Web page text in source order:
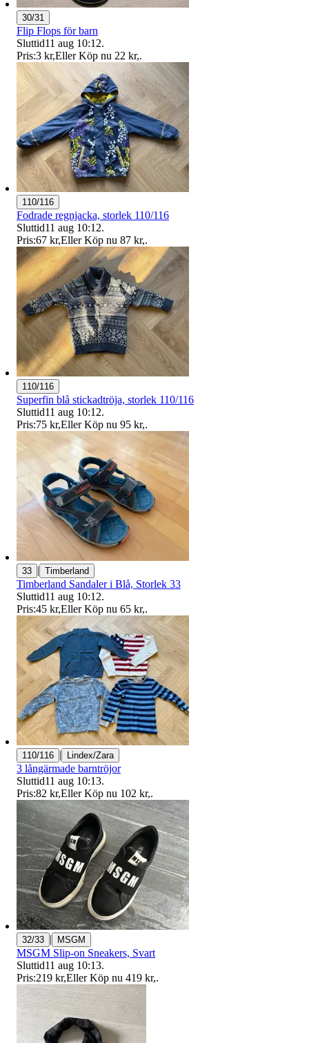
30/31
Flip Flops för barn
Sluttid11 aug 10:12.
Pris:3 kr,Eller Köp nu 22 kr,.
110/116
Fodrade regnjacka, storlek 110/116
Sluttid11 aug 10:12.
Pris:67 kr,Eller Köp nu 87 kr,.
110/116
Superfin blå stickadtröja, storlek 110/116
Sluttid11 aug 10:12.
Pris:75 kr,Eller Köp nu 95 kr,.
33 | Timberland
Timberland Sandaler i Blå, Storlek 33
Sluttid11 aug 10:12.
Pris:45 kr,Eller Köp nu 65 kr,.
110/116 | Lindex/Zara
3 långärmade barntröjor
Sluttid11 aug 10:13.
Pris:82 kr,Eller Köp nu 102 kr,.
32/33 | MSGM
MSGM Slip-on Sneakers, Svart
Sluttid11 aug 10:13.
Pris:219 kr,Eller Köp nu 419 kr,.